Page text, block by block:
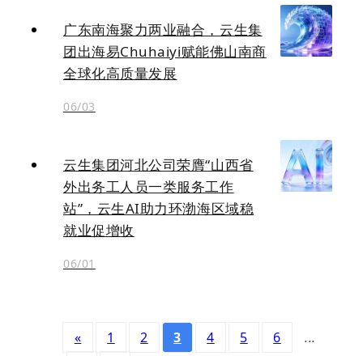
广东南海聚力两业融合，云生集
团出海易Chuhaiyi赋能佛山南商
全球化高质量发展
06/03
云生集团河北公司荣膺“山西省
外出务工人员一类服务工作
站”，云生AI助力环渤海区域稳
就业促增收
06/01
« 1 2 3 4 5 6
...